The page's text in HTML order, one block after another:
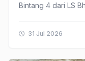
Bintang 4 dari LS
31 Jul 2026